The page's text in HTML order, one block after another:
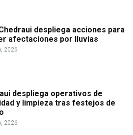
despliega acciones para
afectaciones por lluvias
2026
despliega operativos de
y limpieza tras festejos de
2026